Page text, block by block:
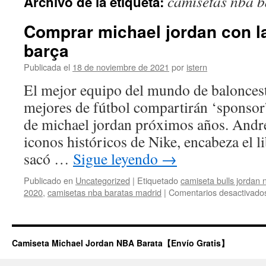
Comprar michael jordan con
barça
Publicada el 18 de noviembre de 2021 por istern
El mejor equipo del mundo de
mejores de fútbol compartirán
de michael jordan próximos años.
iconos históricos de Nike, encabeza el
sacó … Sigue leyendo →
Publicado en Uncategorized | Etiquetadocamiseta bulls jordan
2020, camisetas nba baratas madrid | Comentarios
Camiseta Michael Jordan NBA Barata【Envío Gratis】